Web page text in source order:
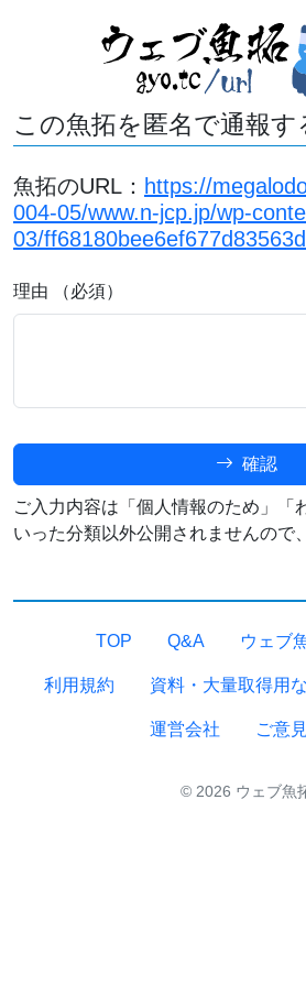
この魚拓を匿名で通報す
魚拓のURL： https://
004-05/www.n-jcp.jp/wp-
03/
理由 （必須）
確認
ご入力内容は「個人情報のため」「
いった分類以外公開されませんので
TOP Q&A ウェブ
利用規約 資料・大量取得用
運営会社 ご意
© 2026 ウェブ魚